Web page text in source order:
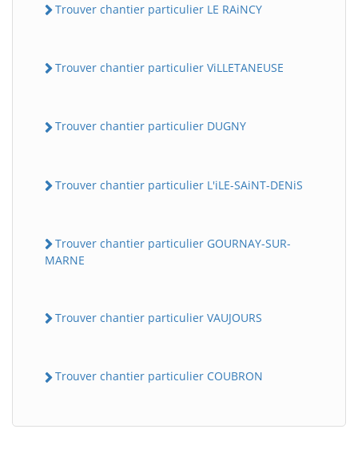
Trouver chantier particulier LE RAiNCY
Trouver chantier particulier ViLLETANEUSE
Trouver chantier particulier DUGNY
Trouver chantier particulier L'iLE-SAiNT-DENiS
Trouver chantier particulier GOURNAY-SUR-
MARNE
Trouver chantier particulier VAUJOURS
Trouver chantier particulier COUBRON